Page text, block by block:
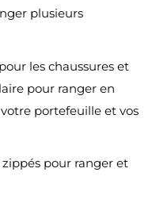
plusieurs
les chaussures et
pour ranger en
portefeuille et vos
pour ranger et